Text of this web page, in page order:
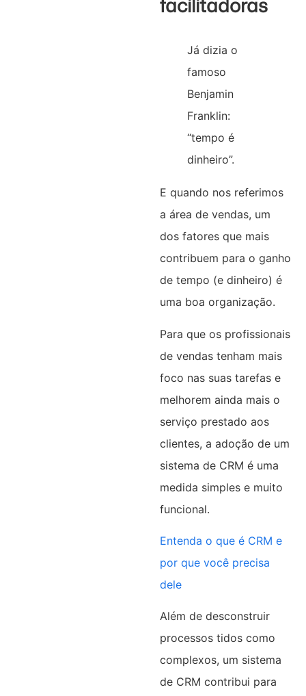
Já dizia o
famoso
Benjamin
Franklin:
“tempo é
dinheiro”.
E quando nos referimos
a área de vendas, um
dos fatores que mais
contribuem para o ganho
de tempo (e dinheiro) é
uma boa organização.
Para que os profissionais
de vendas tenham mais
foco nas suas tarefas e
melhorem ainda mais o
serviço prestado aos
clientes, a adoção de um
sistema de CRM é uma
medida simples e muito
funcional.
Entenda o que é CRM e
por que você precisa
dele
Além de desconstruir
processos tidos como
complexos, um sistema
de CRM contribui para